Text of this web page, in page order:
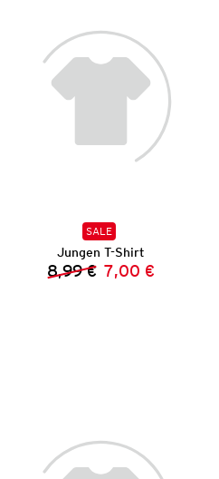
SALE
Jungen T-Shirt
Vorheriger
8,99 € Neuer Preis:
7,00 €